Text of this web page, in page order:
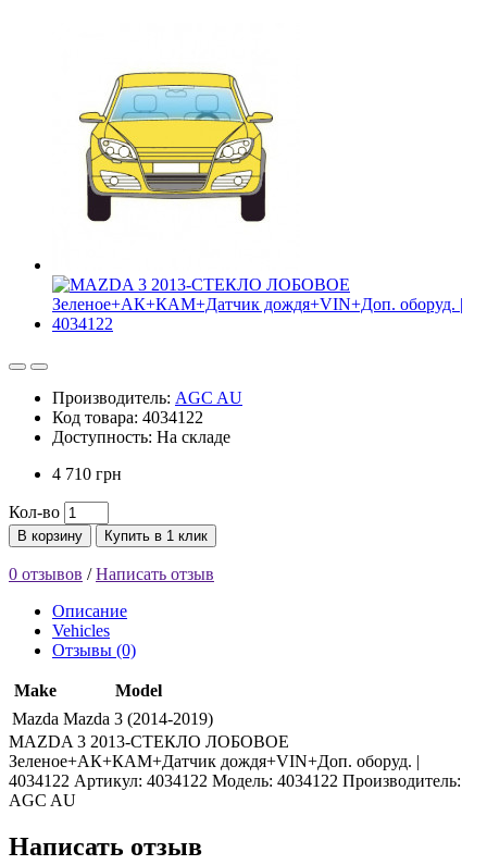
Производитель: AGC AU
Код товара: 4034122
Доступность: На складе
4 710 грн
Кол-во
В корзину Купить в 1 клик
0 отзывов /Написать отзыв
Описание
Vehicles
Отзывы (0)
Make
Model
Mazda Mazda 3 (2014-2019)
MAZDA 3 2013-СТЕКЛО ЛОБОВОЕ
Зеленое+АК+КАМ+Датчик дождя+VIN+Доп. оборуд. |
4034122 Артикул: 4034122 Модель: 4034122 Производитель:
AGC AU
Написать отзыв